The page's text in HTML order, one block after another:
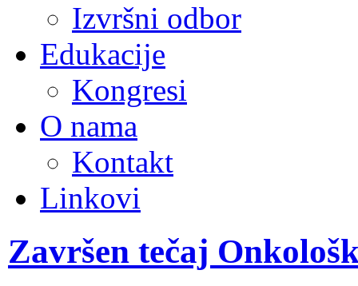
Izvršni odbor
Edukacije
Kongresi
O nama
Kontakt
Linkovi
Završen tečaj